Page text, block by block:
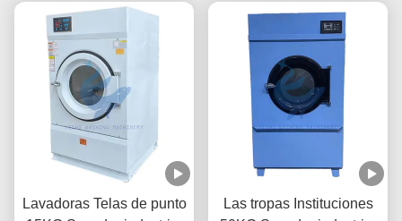
Lavadoras Telas de punto
Las tropas Instituciones